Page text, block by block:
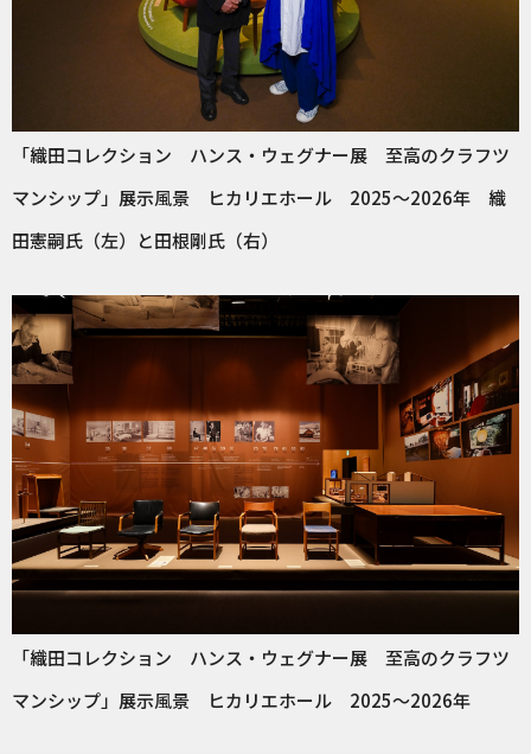
「織田コレクション ハンス・ウェグナー展 至高のクラフツ
マンシップ」展示風景 ヒカリエホール 2025～2026年 織
田憲嗣氏（左）と田根剛氏（右）
「織田コレクション ハンス・ウェグナー展 至高のクラフツ
マンシップ」展示風景 ヒカリエホール 2025～2026年